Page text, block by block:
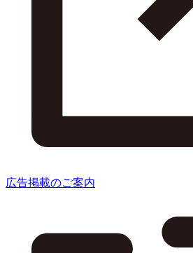
広告掲載のご案内